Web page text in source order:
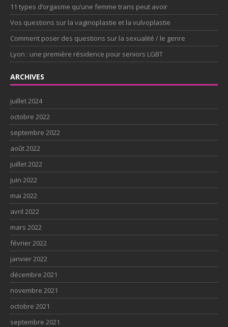
11 types d’orgasme qu’une femme trans peut avoir
Vos questions sur la vaginoplastie et la vulvoplastie
Comment poser des questions sur la sexualité / le genre
Lyon : une première résidence pour seniors LGBT
ARCHIVES
juillet 2024
octobre 2022
septembre 2022
août 2022
juillet 2022
juin 2022
mai 2022
avril 2022
mars 2022
février 2022
janvier 2022
décembre 2021
novembre 2021
octobre 2021
septembre 2021